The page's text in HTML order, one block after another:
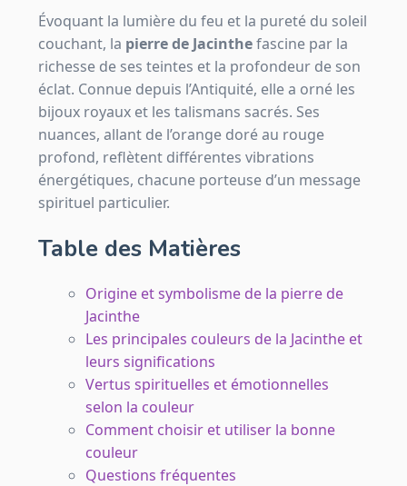
Évoquant la lumière du feu et la pureté du soleil
couchant, la pierre de Jacinthefascine par la
richesse de ses teintes et la profondeur de son
éclat. Connue depuis l’Antiquité, elle a orné les
bijoux royaux et les talismans sacrés. Ses
nuances, allant de l’orange doré au rouge
profond, reflètent différentes vibrations
énergétiques, chacune porteuse d’un message
spirituel particulier.
Table des Matières
Origine et symbolisme de la pierre de
Jacinthe
Les principales couleurs de la Jacinthe et
leurs significations
Vertus spirituelles et émotionnelles
selon la couleur
Comment choisir et utiliser la bonne
couleur
Questions fréquentes